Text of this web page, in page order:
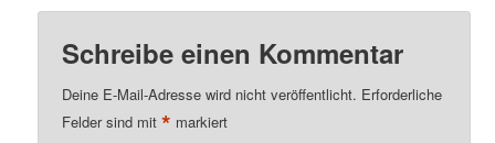
Schreibe einen Kommentar
Deine E-Mail-Adresse wird nicht veröffentlicht. Erforderliche
Felder sind mit* markiert